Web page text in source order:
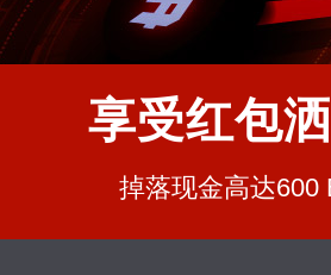
享受红包
掉落现金高达600